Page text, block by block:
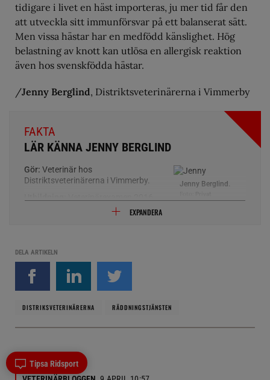
tidigare i livet en häst importeras, ju mer tid får den
att utveckla sitt immunförsvar på ett balanserat sätt.
Men vissa hästar har en medfödd känslighet. Hög
belastning av knott kan utlösa en allergisk reaktion
även hos svenskfödda hästar.
/Jenny Berglind, Distriktsveterinärerna i Vimmerby
FAKTA
LÄR KÄNNA JENNY BERGLIND
Jenny Berglind.
Gör: Veterinär hos
Distriktsveterinärerna i Vimmerby.
på Köpenhamns Universitet,
Danmark. Utbildad steg 2 i hästtandvård på SLU.
Distriktsveterinärerna erbjuder. Idag jobbar jag till största
del med hästar men även lantbruksdjur och smådjur.
Tidigare ridit och varit aktiv hästtjej men idag tar familjen
och djuren hemma (2 hundar & 1 katt) upp mycket av
EXPANDERA
DELA ARTIKELN
DISTRIKSVETERINÄRERNA RÄDDNINGSTJÄNSTEN
Tipsa Ridsport